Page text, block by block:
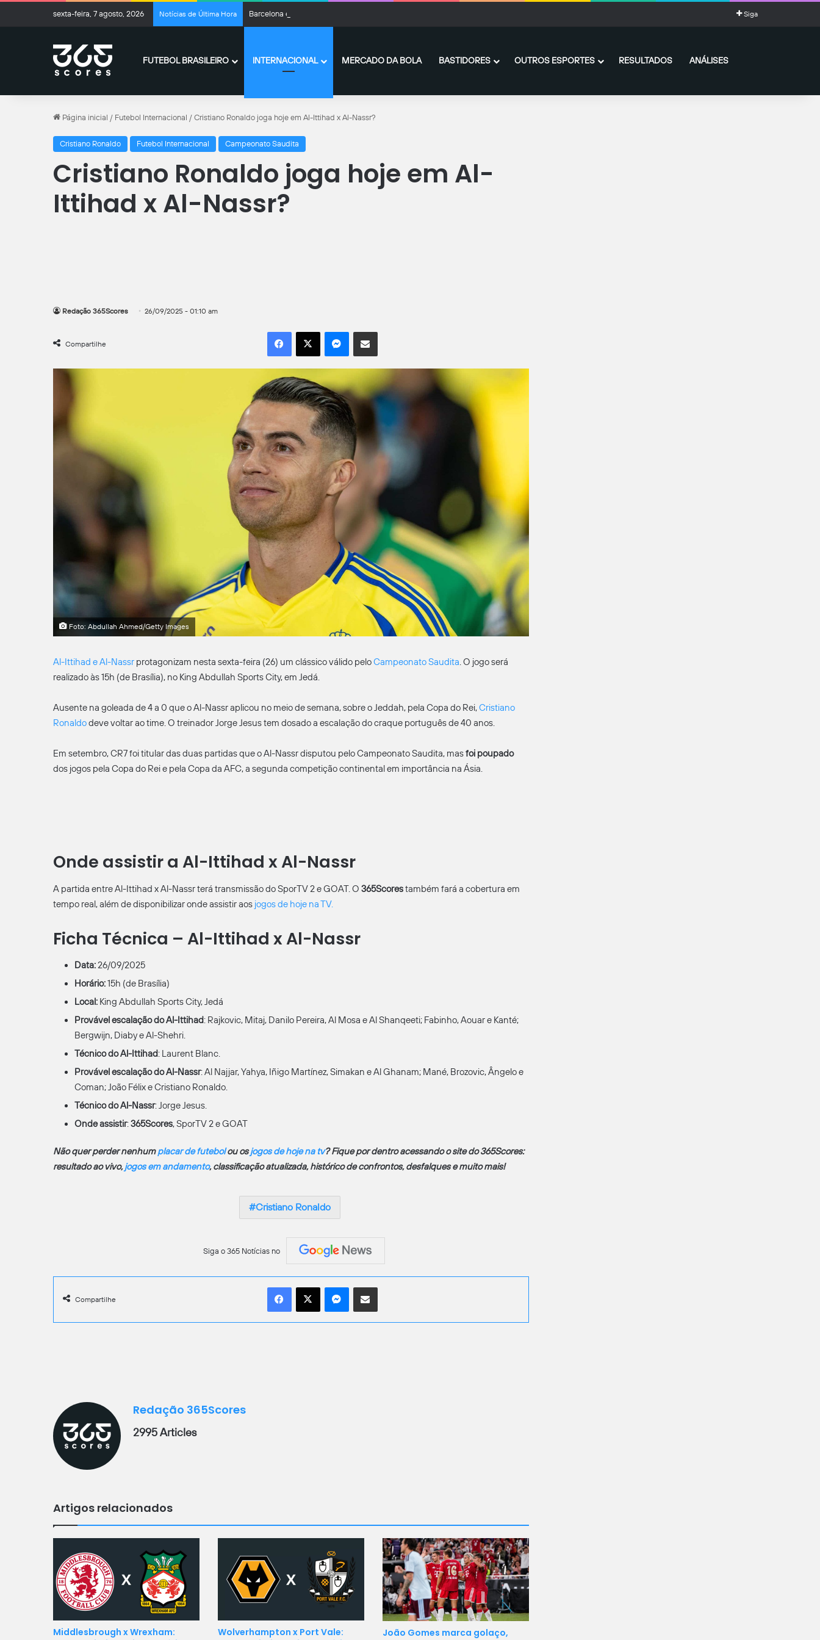
sexta-feira, 7 agosto, 2026 Notícias de Última Hora Barcelona envia primeira proposta por Rodri, mas Manchester City recusa; veja valores Siga
FUTEBOL BRASILEIRO INTERNACIONAL MERCADO DA BOLA BASTIDORES OUTROS ESPORTES RESULTADOS ANÁLISES
Página inicial / Futebol Internacional / Cristiano Ronaldo joga hoje em Al-Ittihad x Al-Nassr?
Cristiano Ronaldo Futebol Internacional Campeonato Saudita
Cristiano Ronaldo joga hoje em Al-
Ittihad x Al-Nassr?
Redação 365Scores 26/09/2025 - 01:10 am
Compartilhe
Facebook
X MessengerCompartilhar por e-mail
Foto: Abdullah Ahmed/Getty Images
Al-Ittihad e Al-Nassr protagonizam nesta sexta-feira (26) um clássico válido peloCampeonato Saudita. O jogo será
realizado às 15h (de Brasília), no King Abdullah Sports City, em Jedá.
Ausente na goleada de 4 a 0 que o Al-Nassr aplicou no meio de semana, sobre o Jeddah, pela Copa do Rei,Cristiano
Ronaldodeve voltar ao time. O treinador Jorge Jesus tem dosado a escalação do craque português de 40 anos.
Em setembro, CR7 foi titular das duas partidas que o Al-Nassr disputou pelo Campeonato Saudita, masfoi poupado
dos jogos pela Copa do Rei e pela Copa da AFC, a segunda competição continental em importância na Ásia.
Onde assistir a Al-Ittihad x Al-Nassr
A partida entre Al-Ittihad x Al-Nassr terá transmissão do SporTV 2 e GOAT. O 365Scorestambém fará a cobertura em
tempo real, além de disponibilizar onde assistir aos jogos de hoje na TV.
Ficha Técnica – Al-Ittihad x Al-Nassr
Data:26/09/2025
Horário:15h (de Brasília)
Local: King Abdullah Sports City, Jedá
Provável escalação doAl-Ittihad: Rajkovic, Mitaj, Danilo Pereira, Al Mosa e Al Shanqeeti; Fabinho, Aouar e Kanté;
Bergwijn, Diaby e Al-Shehri.
Técnico do Al-Ittihad: Laurent Blanc.
Provável escalação doAl-Nassr: Al Najjar, Yahya, Iñigo Martínez, Simakan e Al Ghanam; Mané, Brozovic, Ângelo e
Coman; João Félix e Cristiano Ronaldo.
Técnico do Al-Nassr: Jorge Jesus.
Onde assistir:365Scores, SporTV 2 e GOAT
Não quer perder nenhumplacar de futebolou osjogos de hoje na tv? Fique por dentro acessando o site do 365Scores:
resultado ao vivo,jogos em andamento, classificação atualizada, histórico de confrontos, desfalques e muito mais!
Cristiano Ronaldo
Siga o 365 Notícias no
Compartilhe
Facebook
X MessengerCompartilhar por e-mail
Redação 365Scores
2995 Articles
Artigos relacionados
Middlesbrough x Wrexham:
Wolverhampton x Port Vale:
João Gomes marca golaço,